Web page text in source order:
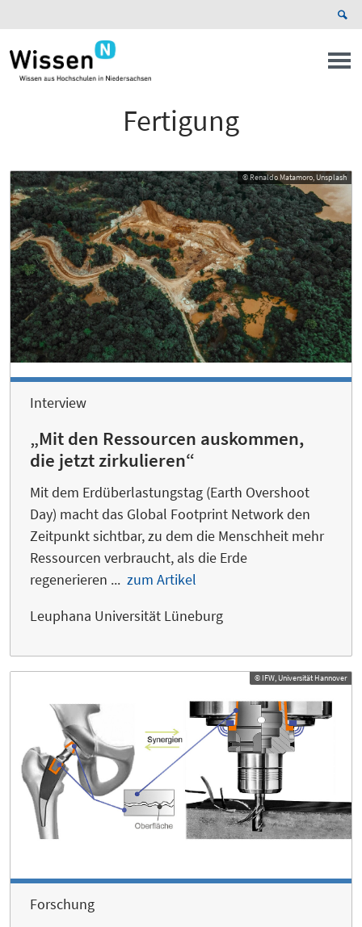
Fertigung
© Renaldo Matamoro, Unsplash
Interview
„Mit den Ressourcen auskommen,
die jetzt zirkulieren“
Mit dem Erdüberlastungstag (Earth Overshoot
Day) macht das Global Footprint Network den
Zeitpunkt sichtbar, zu dem die Menschheit mehr
Ressourcen verbraucht, als die Erde
regenerieren ... zum Artikel
Leuphana Universität Lüneburg
© IFW, Universität Hannover
Forschung